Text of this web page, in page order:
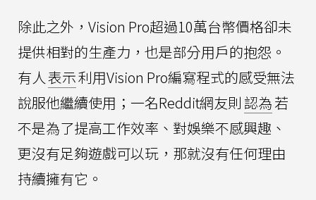
除此之外，Vision Pro超過10萬台幣價格卻未
提供相對的生產力，也是部分用戶的抱怨。
有人表示利用Vision Pro編寫程式的感受無法
說服他繼續使用；一名Reddit網友則 認為若
不是為了提高工作效率、對娛樂不感興趣、
更沒有足夠遊戲可以玩，那就沒有任何理由
持續擁有它。